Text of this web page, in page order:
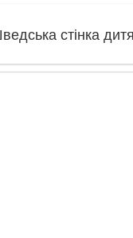
стінка